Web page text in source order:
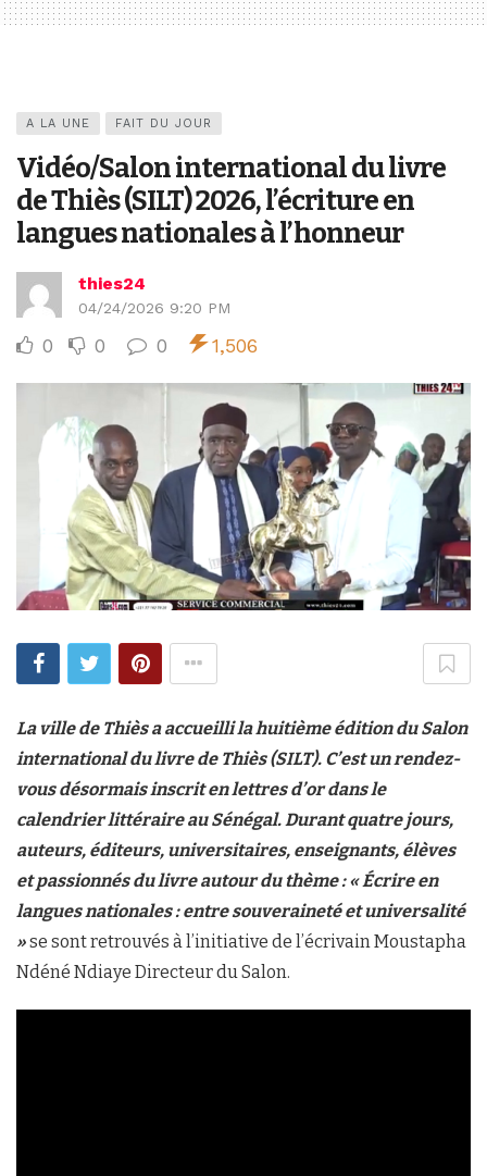
A LA UNE FAIT DU JOUR
Vidéo/Salon international du livre
de Thiès (SILT) 2026, l’écriture en
langues nationales à l’honneur
thies24
04/24/2026 9:20 PM
0 0 0 1,506
La ville de Thiès a accueilli la huitième édition du Salon
international du livre de Thiès (SILT). C’est un rendez-
vous désormais inscrit en lettres d’or dans le
calendrier littéraire au Sénégal. Durant quatre jours,
auteurs, éditeurs, universitaires, enseignants, élèves
et passionnés du livre autour du thème : « Écrire en
langues nationales : entre souveraineté et universalité
»se sont retrouvés à l’initiative de l’écrivain Moustapha
Ndéné Ndiaye Directeur du Salon.